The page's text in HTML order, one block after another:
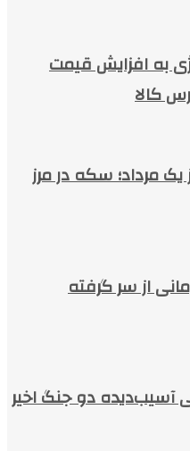
به افزایش قیمت
کالا
مرداد؛ سکه در مرز
از سر گرفته
صنعتی آسیب‌دیده دو جنگ اخیر